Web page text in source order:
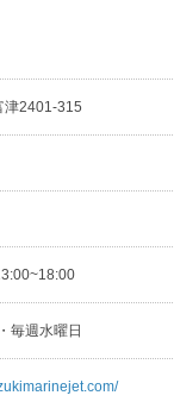
津2401-315
毎週水曜日